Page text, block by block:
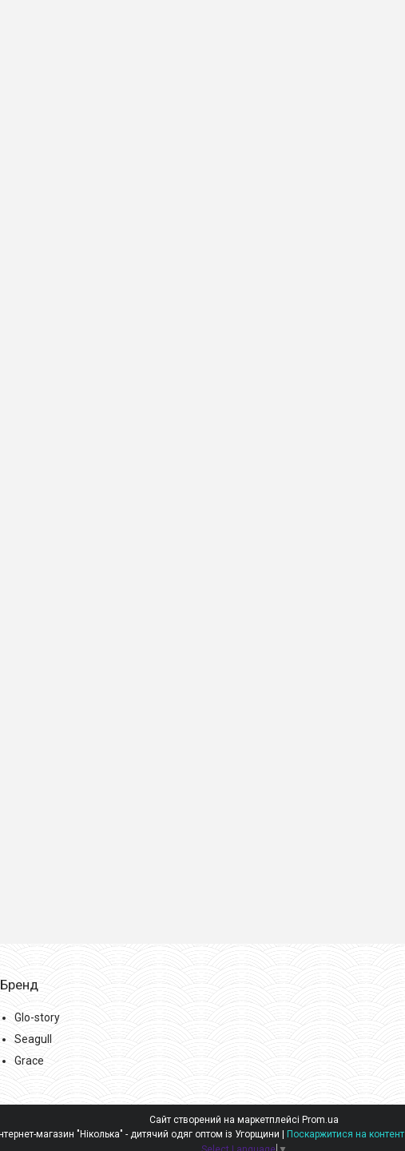
Бренд
Glo-story
Seagull
Grace
Сайт створений на маркетплейсі Prom.ua
Поскаржитися на контент